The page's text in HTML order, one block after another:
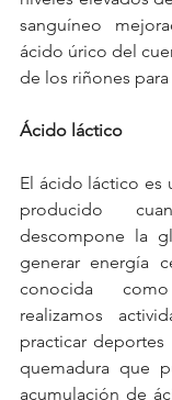
sanguíneo
ácido úrico del
de los riñones
Ácido láctico
El ácido láctico es
producido
descompone la
generar energía
conocida
realizamos
practicar
quemadura que
acumulación de